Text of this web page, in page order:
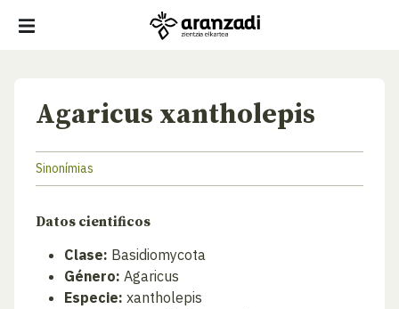
Agaricus xantholepis
Sinonímias
Datos cientificos
Clase: Basidiomycota
Género: Agaricus
Especie: xantholepis